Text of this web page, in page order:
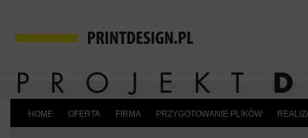
HOME OFERTA FIRMA PRZYGOTOWANIE PLIKÓW